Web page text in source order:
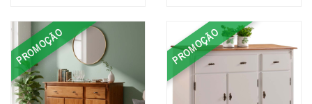
PROMOÇÃO PROMOÇÃO